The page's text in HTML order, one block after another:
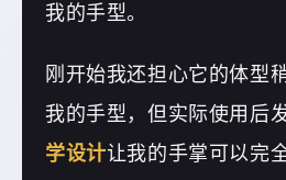
我的手型。
刚开始我还担心它的体型
我的手型，但实际使用后
学设计让我的手掌可以完